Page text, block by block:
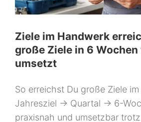
Ziele im Handwerk
große Ziele in 6
umsetzt
So erreichst Du große Ziele
Jahresziel → Quartal → 6-
praxisnah und umsetzbar